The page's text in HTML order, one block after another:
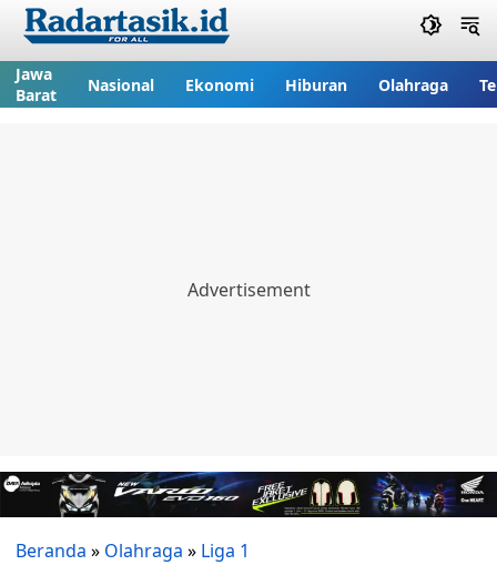
Jawa
Barat
Nasional Ekonomi Hiburan Olahraga
Beranda » Olahraga » Liga 1